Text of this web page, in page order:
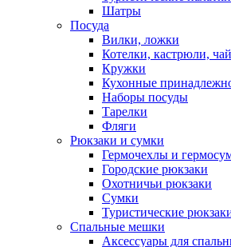
Шатры
Посуда
Вилки, ложки
Котелки, кастрюли,
Кружки
Кухонные
Наборы посуды
Тарелки
Фляги
Рюкзаки и сумки
Гермочехлы и
Городские рюкзаки
Охотничьи рюкзаки
Сумки
Туристические
Спальные мешки
Аксессуары для